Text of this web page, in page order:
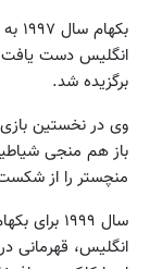
انگلیس دست یافت
برگزیده شد.
باز هم منجی
منچستر را از
سال ۱۹۹۹
انگلیس، قهرمانی